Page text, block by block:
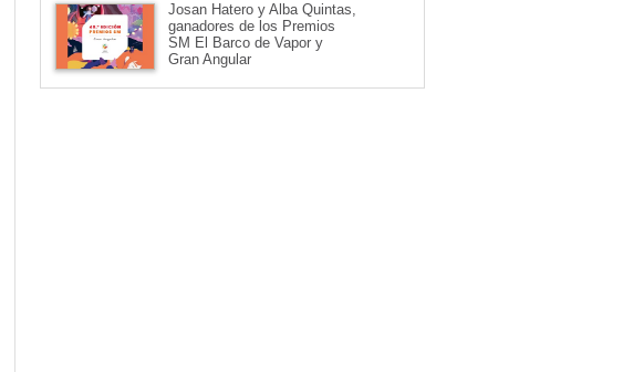
Josan Hatero y Alba Quintas,
ganadores de los Premios
SM El Barco de Vapor y
Gran Angular